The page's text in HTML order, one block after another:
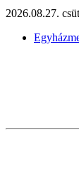
2026.08.27.